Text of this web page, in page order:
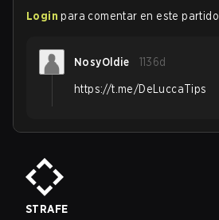
Login para comentar en este partido
NosyOldie 1136d
https://t.me/DeLuccaTips
STRAFE